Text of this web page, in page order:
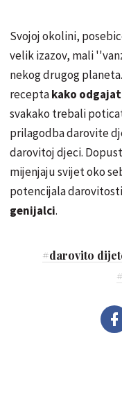
Svojoj okolini,
velik izazov, mali
nekog drugog
receptakako
svakako trebali
prilagodba darovite
darovitoj djeci.
mijenjaju svijet oko
potencijala
genijalci.
#darovito
#